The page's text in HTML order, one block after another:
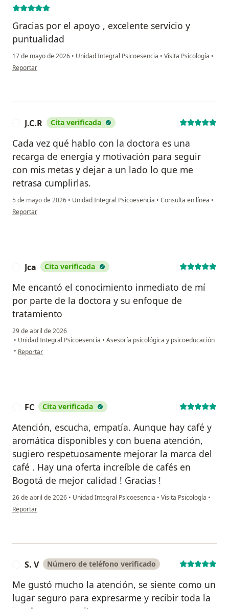
Gracias por el apoyo , excelente servicio y
puntualidad
17 de mayo de 2026 • Unidad Integral Psicoesencia • Visita Psicología •
en opinión del usuario Hector Alexander Rodríguez
Reportar
J.C.R Cita verificada
Cada vez qué hablo con la doctora es una
recarga de energía y motivación para seguir
con mis metas y dejar a un lado lo que me
retrasa cumplirlas.
5 de mayo de 2026 • Unidad Integral Psicoesencia • Consulta en línea •
en opinión del usuario J.C.R
Reportar
Jca Cita verificada
Me encantó el conocimiento inmediato de mí
por parte de la doctora y su enfoque de
tratamiento
29 de abril de 2026
• Unidad Integral Psicoesencia • Asesoría psicológica y psicoeducación
• en opinión del usuario Jca
Reportar
FC Cita verificada
Atención, escucha, empatía. Aunque hay café y
aromática disponibles y con buena atención,
sugiero respetuosamente mejorar la marca del
café . Hay una oferta increíble de cafés en
Bogotá de mejor calidad ! Gracias !
26 de abril de 2026 • Unidad Integral Psicoesencia • Visita Psicología •
en opinión del usuario FC
Reportar
S. V Número de teléfono verificado
Me gustó mucho la atención, se siente como un
lugar seguro para expresarme y recibir toda la